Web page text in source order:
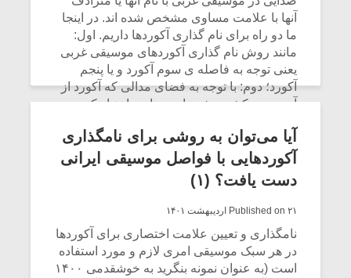
آنها با علامت مساوی مشخص شده اند. در اینجا
ما دو راه برای نام گذاری آکوردها داریم. اول:
مانند روش نام گذاری آکوردهای موسیقی غربی
یعنی توجه به فاصله ی سوم آکورد و یا پنجم
آکورد؛ دوم: با توجه به فضای مدالی که آکورد از
آن بیرون کشیده شده است نامی اختیار کنیم و
از آن نام و فضای مدال بیش از دیگر نام ها باشد.
در ادامه نگاهی به هر دو روش می اندازیم، به
علاوه ی راه سومی که پیشنهاد من است:
آیا می‌توان به روشی برای نامگذاری
آکوردهایی با فواصل موسیقی ایرانی
دست یافت؟ (۱)
Published on ۲۱ اردیبهشت ۱۴۰۱
نامگذاری و تعیین علامت اختصاری برای آکوردها
در هر سبک موسیقی امری لازم و مورد استفاده
است (به عنوان نمونه بنگرید به خوشقدمی ۱۴۰۰